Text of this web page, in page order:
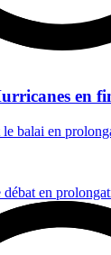
en
balai en